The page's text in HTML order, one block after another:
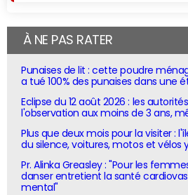
À NE PAS RATER
Punaises de lit : cette poudre
a tué 100% des punaises dans une
Eclipse du 12 août 2026 : les
l'observation aux moins de 3 ans,
Plus que deux mois pour la visiter :
du silence, voitures, motos et vélos
Pr. Alinka Greasley : "Pour les
danser entretient la santé
mental"